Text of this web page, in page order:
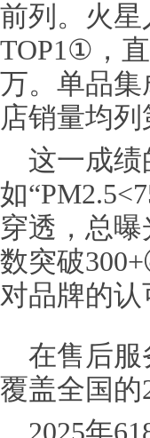
前列。火
TOP1①，
万。单品集
店销量均
这一成
如
穿透，总
数突破
对品牌的认
在售后
覆盖全国的